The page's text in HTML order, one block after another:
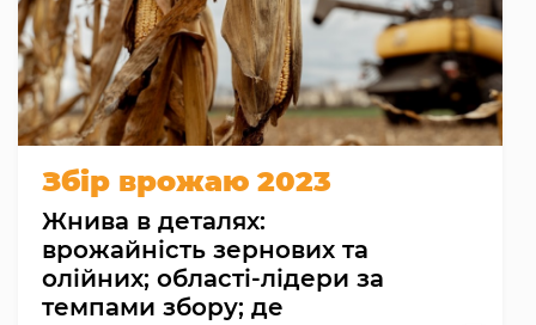
Збір врожаю 2023
Жнива в деталях:
врожайність зернових та
олійних; області-лідери за
темпами збору; де